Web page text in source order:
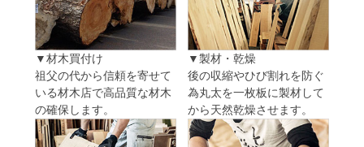
▼材木買付け
祖父の代から信頼を寄せて
いる材木店で高品質な材木
の確保します。
▼製材・乾燥
後の収縮やひび割れを防ぐ
為丸太を一枚板に製材して
から天然乾燥させます。